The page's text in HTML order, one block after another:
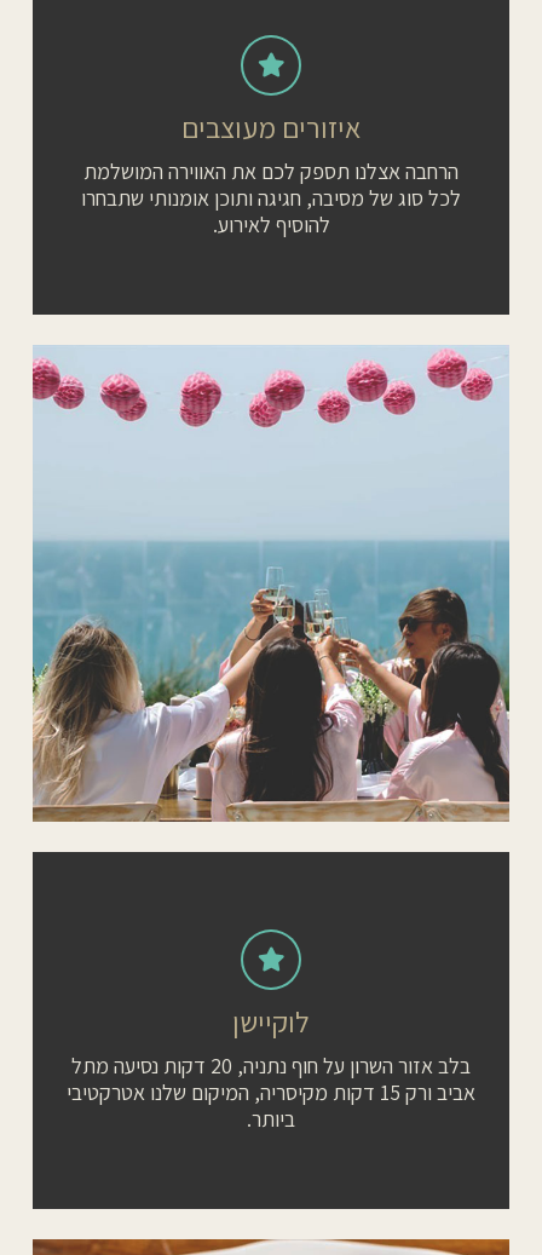
איזורים מעוצבים
הרחבה אצלנו תספק לכם את האווירה המושלמת
לכל סוג של מסיבה, חגיגה ותוכן אומנותי שתבחרו
להוסיף לאירוע.
לוקיישן
בלב אזור השרון על חוף נתניה, 20 דקות נסיעה מתל
אביב ורק 15 דקות מקיסריה, המיקום שלנו אטרקטיבי
ביותר.